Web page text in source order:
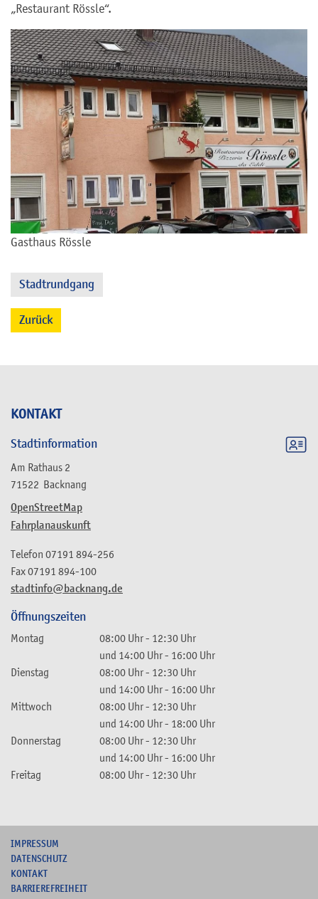
KONTAKT
Stadtinformation
Am Rathaus 2
71522 Backnang
OpenStreetMap
Fahrplanauskunft
stadtinfo@backnang.de
Telefon 07191 894-256
Fax07191 894-100
Öffnungszeiten
Montag 08:00 Uhr- 12:30 Uhr
und 14:00 Uhr- 16:00 Uhr
Dienstag
08:00 Uhr- 12:30 Uhr
und 14:00 Uhr- 16:00 Uhr
Mittwoch
08:00 Uhr- 12:30 Uhr
und 14:00 Uhr- 18:00 Uhr
Donnerstag
08:00 Uhr- 12:30 Uhr
und 14:00 Uhr- 16:00 Uhr
Freitag
08:00 Uhr- 12:30 Uhr
Gasthaus Rössle
„Restaurant Rössle“.
Stadtrundgang
Zurück
IMPRESSUM
DATENSCHUTZ
KONTAKT
BARRIEREFREIHEIT